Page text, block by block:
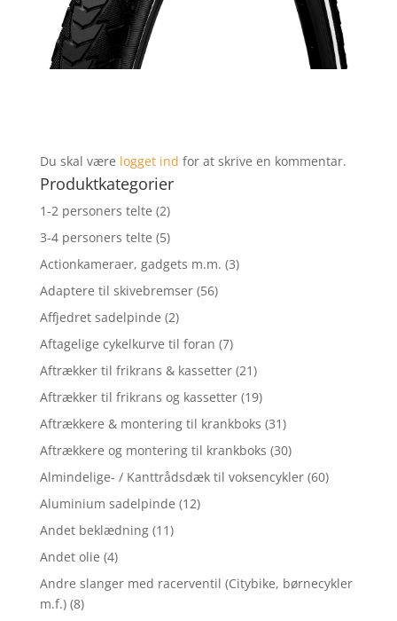
Du skal være logget ind for at skrive en kommentar.
Produktkategorier
1-2 personers telte (2)
3-4 personers telte (5)
Actionkameraer, gadgets m.m. (3)
Adaptere til skivebremser (56)
Affjedret sadelpinde (2)
Aftagelige cykelkurve til foran (7)
Aftrækker til frikrans & kassetter (21)
Aftrækker til frikrans og kassetter (19)
Aftrækkere & montering til krankboks (31)
Aftrækkere og montering til krankboks (30)
Almindelige- / Kanttrådsdæk til voksencykler (60)
Aluminium sadelpinde (12)
Andet beklædning (11)
Andet olie (4)
Andre slanger med racerventil (Citybike, børnecykler
m.f.) (8)